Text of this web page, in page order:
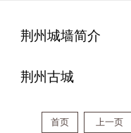
荆州城墙简介
荆州古城
首页 上一页